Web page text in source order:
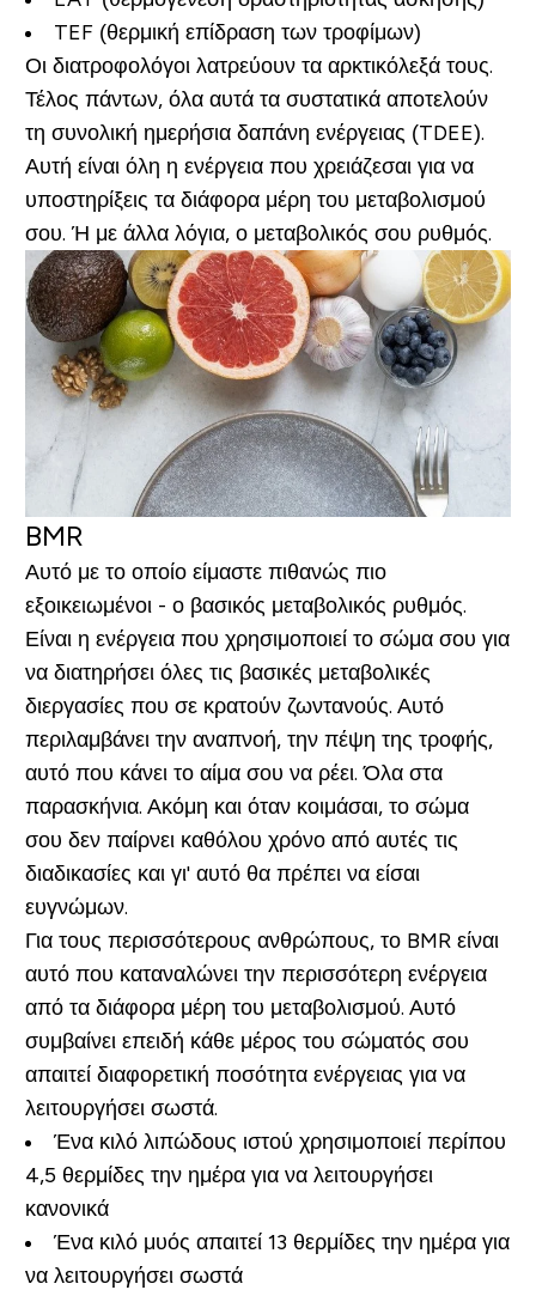
TEF (θερμική επίδραση των τροφίμων)
Οι διατροφολόγοι λατρεύουν τα αρκτικόλεξά τους.
Τέλος πάντων, όλα αυτά τα συστατικά αποτελούν
τη συνολική ημερήσια δαπάνη ενέργειας (TDEE).
Αυτή είναι όλη η ενέργεια που χρειάζεσαι για να
υποστηρίξεις τα διάφορα μέρη του μεταβολισμού
σου. Ή με άλλα λόγια, ο μεταβολικός σου ρυθμός.
BMR
Αυτό με το οποίο είμαστε πιθανώς πιο
εξοικειωμένοι - ο βασικός μεταβολικός ρυθμός.
Είναι η ενέργεια που χρησιμοποιεί το σώμα σου για
να διατηρήσει όλες τις βασικές μεταβολικές
διεργασίες που σε κρατούν ζωντανούς. Αυτό
περιλαμβάνει την αναπνοή, την πέψη της τροφής,
αυτό που κάνει το αίμα σου να ρέει. Όλα στα
παρασκήνια. Ακόμη και όταν κοιμάσαι, το σώμα
σου δεν παίρνει καθόλου χρόνο από αυτές τις
διαδικασίες και γι' αυτό θα πρέπει να είσαι
ευγνώμων.
Για τους περισσότερους ανθρώπους, το BMR είναι
αυτό που καταναλώνει την περισσότερη ενέργεια
από τα διάφορα μέρη του μεταβολισμού. Αυτό
συμβαίνει επειδή κάθε μέρος του σώματός σου
απαιτεί διαφορετική ποσότητα ενέργειας για να
λειτουργήσει σωστά.
Ένα κιλό λιπώδους ιστού χρησιμοποιεί περίπου
4,5 θερμίδες την ημέρα για να λειτουργήσει
κανονικά
Ένα κιλό μυός απαιτεί 13 θερμίδες την ημέρα για
να λειτουργήσει σωστά